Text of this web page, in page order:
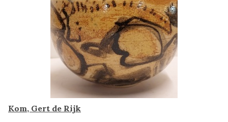
Kom, Gert de Rijk